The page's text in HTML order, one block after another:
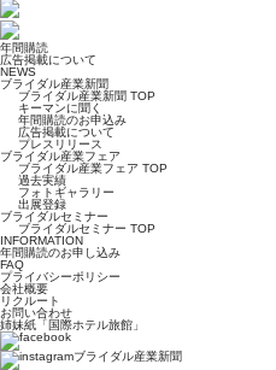
年間購読
広告掲載について
NEWS
ブライダル産業新聞
ブライダル産業新聞 TOP
キーマンに聞く
年間購読のお申込み
広告掲載について
プレスリリース
ブライダル産業フェア
ブライダル産業フェア TOP
過去実績
フォトギャラリー
出展登録
ブライダルセミナー
ブライダルセミナー TOP
INFORMATION
年間購読のお申し込み
FAQ
プライバシーポリシー
会社概要
リクルート
お問い合わせ
姉妹紙「国際ホテル旅館」
ブライダル産業新聞